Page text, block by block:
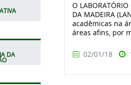
DA
O
DA MADEIRA
acadêmicas na
áreas afins, por
02/01/18